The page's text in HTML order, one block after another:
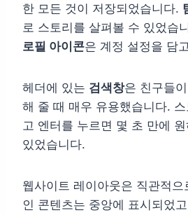
한 모든 것이 저장되었습니다.
로 스토리를 살펴볼 수 있었습
로필 아이콘은 계정 설정을 담
헤더에 있는 검색창은 친구들
해 줄 때 매우 유용했습니다.
고 엔터를 누르면 몇 초 만에
있었습니다.
웹사이트 레이아웃은 직관적
인 콘텐츠는 중앙에 표시되었